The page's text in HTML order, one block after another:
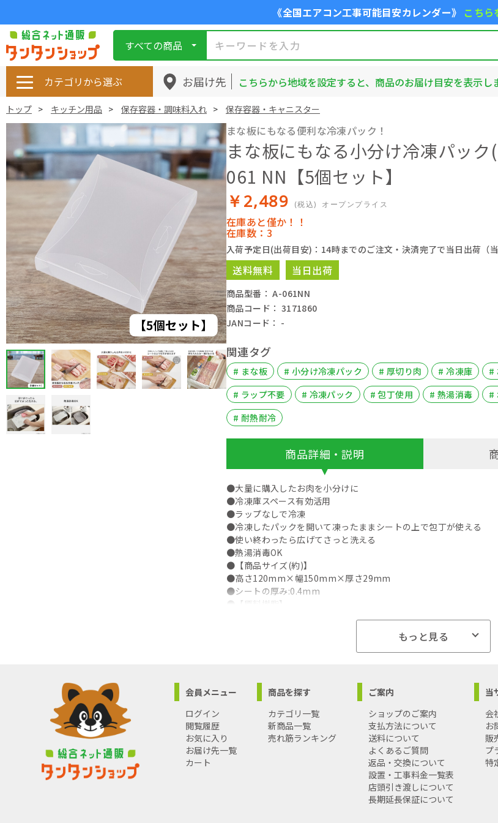
《全国エアコン工事可能目安カレンダー》 こちら
すべての商品
カテゴリから選ぶ お届け先 こちらから地域を設定すると、商品のお届け目安を表示し
トップ キッチン用品 保存容器・調味料入れ 保存容器・キャニスター
まな板にもなる便利な冷凍パック！
まな板にもなる小分け冷凍パッ
061 NN【5個セット】
￥2,489 (税込) オープンプライス
在庫あと僅か！！
在庫数：3
入荷予定日(出荷目安)：14時までのご注文・決済完了で当日出荷（当
送料無料 当日出荷
商品型番： A-061NN
商品コード： 3171860
JANコード： -
関連タグ
# まな板 # 小分け冷凍パック # 厚切り肉 # 冷凍庫 #
# ラップ不要
# 冷凍パック # 包丁使用 # 熱湯消毒
#
# 耐熱耐冷
商品詳細・説明
●大量に購入したお肉を小分けに
●冷凍庫スペース有効活用
●ラップなしで冷凍
●冷凍したパックを開いて凍ったままシートの上で包丁が使える
●使い終わったら広げてさっと洗える
●熱湯消毒OK
●【商品サイズ(約)】
●高さ120mm×幅150mm×厚さ29mm
●シートの厚み:0.4mm
●【原料樹脂】
もっと見る
会員メニュー
ログイン
閲覧履歴
お気に入り
お届け先一覧
カート
商品を探す
カテゴリ一覧
新商品一覧
売れ筋ランキング
ご案内
ショップのご案内
支払方法について
送料について
よくあるご質問
返品・交換について
設置・工事料金一覧表
店頭引き渡しについて
長期延長保証について
当
会
お
販
プ
特